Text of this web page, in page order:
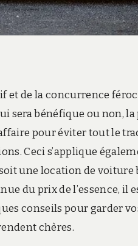
de la concurrence
sera bénéfique ou non,
pour éviter tout le
Ceci s’applique
une location de voiture
du prix de l’essence,
conseils pour garder
chères.